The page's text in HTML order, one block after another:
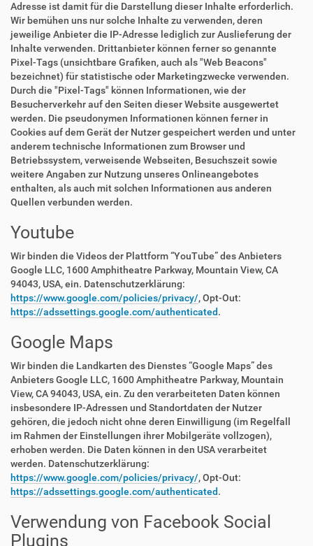
Adresse ist damit für die Darstellung dieser Inhalte erforderlich.
Wir bemühen uns nur solche Inhalte zu verwenden, deren
jeweilige Anbieter die IP-Adresse lediglich zur Auslieferung der
Inhalte verwenden. Drittanbieter können ferner so genannte
Pixel-Tags (unsichtbare Grafiken, auch als "Web Beacons"
bezeichnet) für statistische oder Marketingzwecke verwenden.
Durch die "Pixel-Tags" können Informationen, wie der
Besucherverkehr auf den Seiten dieser Website ausgewertet
werden. Die pseudonymen Informationen können ferner in
Cookies auf dem Gerät der Nutzer gespeichert werden und unter
anderem technische Informationen zum Browser und
Betriebssystem, verweisende Webseiten, Besuchszeit sowie
weitere Angaben zur Nutzung unseres Onlineangebotes
enthalten, als auch mit solchen Informationen aus anderen
Quellen verbunden werden.
Youtube
Wir binden die Videos der Plattform “YouTube” des Anbieters
Google LLC, 1600 Amphitheatre Parkway, Mountain View, CA
94043, USA, ein. Datenschutzerklärung:
https://www.google.com/policies/privacy/, Opt-Out:
https://adssettings.google.com/authenticated.
Google Maps
Wir binden die Landkarten des Dienstes “Google Maps” des
Anbieters Google LLC, 1600 Amphitheatre Parkway, Mountain
View, CA 94043, USA, ein. Zu den verarbeiteten Daten können
insbesondere IP-Adressen und Standortdaten der Nutzer
gehören, die jedoch nicht ohne deren Einwilligung (im Regelfall
im Rahmen der Einstellungen ihrer Mobilgeräte vollzogen),
erhoben werden. Die Daten können in den USA verarbeitet
werden. Datenschutzerklärung:
https://www.google.com/policies/privacy/, Opt-Out:
https://adssettings.google.com/authenticated.
Verwendung von Facebook Social
Plugins